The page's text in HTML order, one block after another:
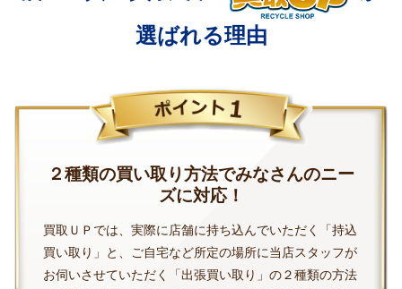
選ばれる理由
２種類の買い取り方法でみなさんのニー
ズに対応！
買取ＵＰでは、実際に店舗に持ち込んでいただく「持込
買い取り」と、ご自宅など所定の場所に当店スタッフが
お伺いさせていただく「出張買い取り」の２種類の方法